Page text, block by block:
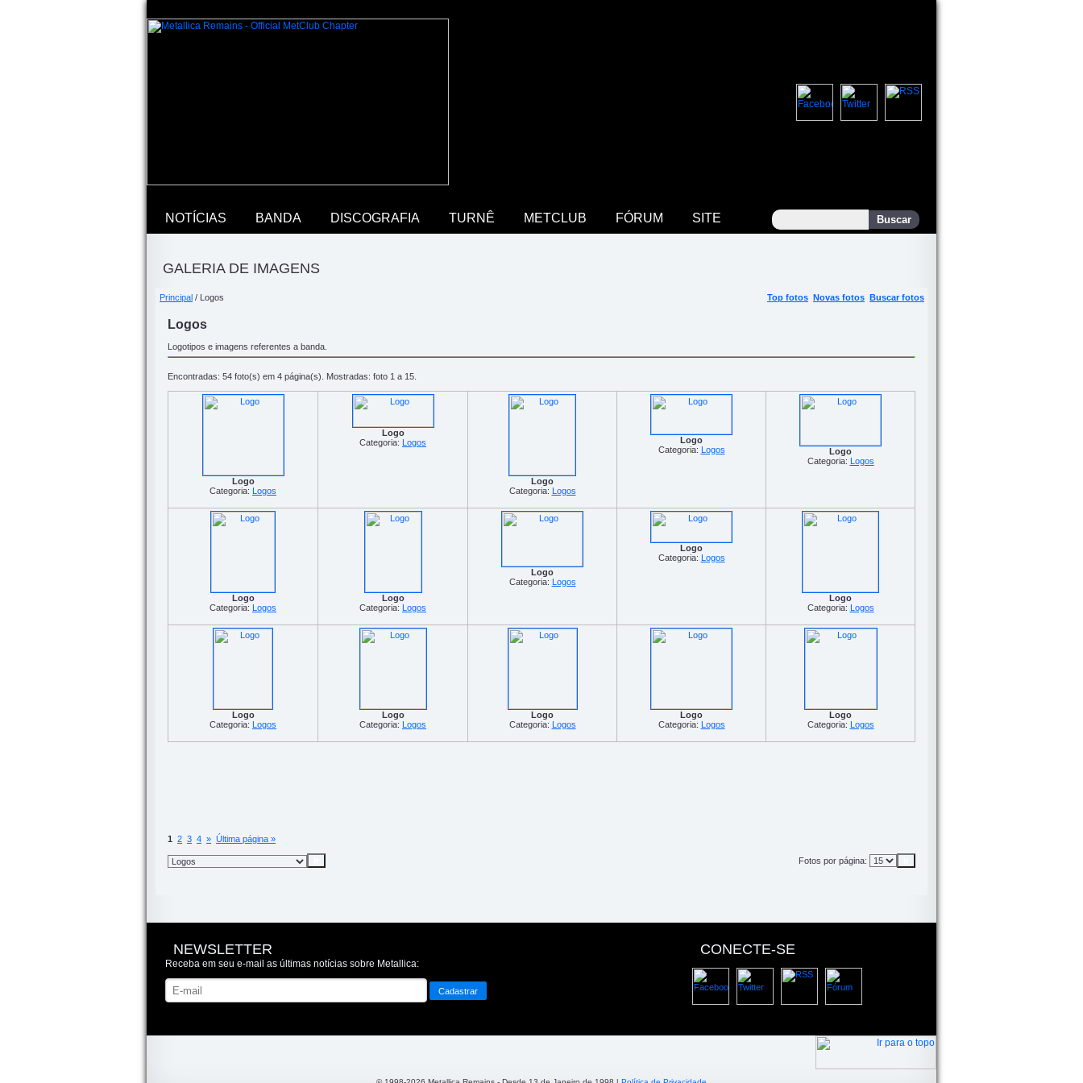
NOTÍCIAS BANDA DISCOGRAFIA TURNÊ METCLUB FÓRUM SITE
GALERIA DE IMAGENS
Principal / Logos Top fotos Novas fotos Buscar fotos
Logos
Logotipos e imagens referentes a banda.
Encontradas: 54 foto(s) em 4 página(s). Mostradas: foto 1 a 15.
Logo
Categoria: Logos
Logo
Categoria: Logos
Logo
Categoria: Logos
Logo
Categoria: Logos
Logo
Categoria: Logos
Logo
Categoria: Logos
Logo
Categoria: Logos
Logo
Categoria: Logos
Logo
Categoria: Logos
Logo
Categoria: Logos
Logo
Categoria: Logos
Logo
Categoria: Logos
Logo
Categoria: Logos
Logo
Categoria: Logos
Logo
Categoria: Logos
1 2 3 4 » Última página »
Fotos por página:
NEWSLETTER
Receba em seu e-mail as últimas notícias sobre Metallica:
CONECTE-SE